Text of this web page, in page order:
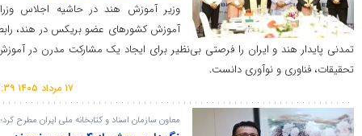
وزیر آموزش هند در حاشیه اجلاس وزرای
آموزش کشور‌های عضو بریکس در هند، رابطه
و ایران را فرصتی بی‌نظیر برای ایجاد یک مشارکت مدرن در آموزش،
و نوآوری دانست.
معاون سازمان اسناد و کتابخانه ملی ایران مطرح کرد؛